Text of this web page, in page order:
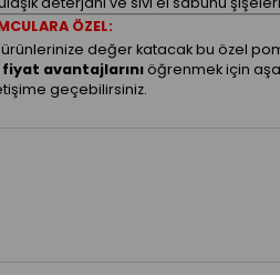
ÖZEL:
değer katacak bu özel
avantajlarınıöğrenmek için
geçebilirsiniz.